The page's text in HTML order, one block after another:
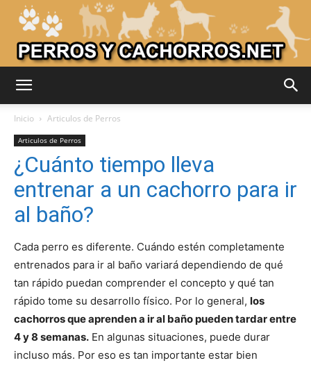
Perros
Razas
Inicio Articulos de Perros
Articulos de Perros
¿Cuánto tiempo lleva
entrenar a un cachorro para ir
al baño?
Cada perro es diferente. Cuándo estén completamente
entrenados para ir al baño variará dependiendo de qué
tan rápido puedan comprender el concepto y qué tan
rápido tome su desarrollo físico. Por lo general, los
cachorros que aprenden a ir al baño pueden tardar entre
4 y 8 semanas. En algunas situaciones, puede durar
incluso más. Por eso es tan importante estar bien